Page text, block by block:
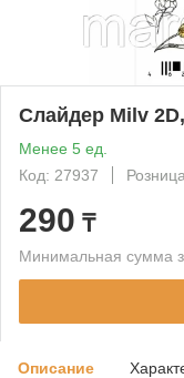
Cлайдер Milv
Менее 5 ед.
Код: 27937
Розница
290 ₸
Минимальная сумма
Описание